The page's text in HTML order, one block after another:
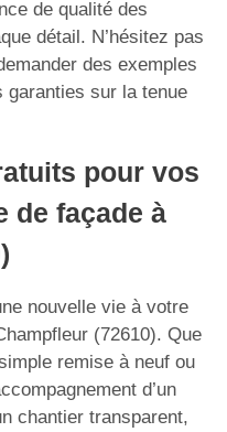
de qualité des
détail. N’hésitez pas
des exemples
garanties sur la tenue
pour vos
de façade à
nouvelle vie à votre
(72610). Que
remise à neuf ou
d’un
chantier transparent,